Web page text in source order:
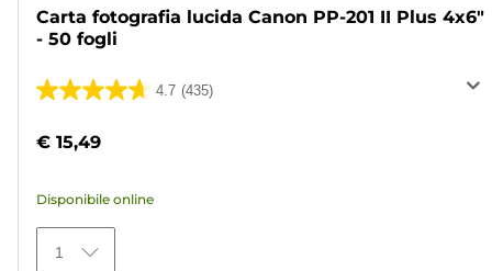
Carta fotografia lucida Canon PP-201 II Plus 4x6"
- 50 fogli
4.7 (435)
4.7
5
435
recensioni
€ 15,49
Disponibile online
1